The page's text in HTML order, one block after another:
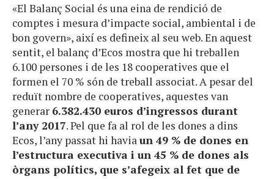
«El Balanç Social és una eina de rendició de
comptes i mesura d’impacte social, ambiental i de
bon govern», així es defineix al seu web. En aquest
sentit, el balanç d’Ecos mostra que hi treballen
6.100 persones i de les 18 cooperatives que el
formen el 70 % són de treball associat. A pesar del
reduït nombre de cooperatives, aquestes van
generar 6.382.430 euros d’ingressos durant
l’any 2017. Pel que fa al rol de les dones a dins
Ecos, l’any passat hi haviaun 49 % de dones en
l’estructura executiva i un 45 % de dones als
òrgans polítics, que s’afegeix al fet que de